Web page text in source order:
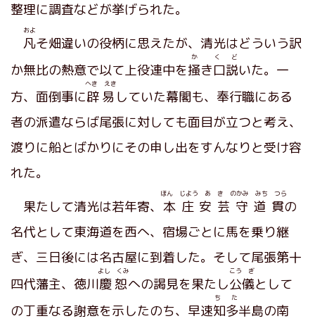
整理に調査などが挙げられた。
凡
およ
そ畑違いの役柄に思えたが、清光はどういう訳
か無比の熱意で以て上役連中を掻
か
き口説
く ど
いた。一
方、面倒事に辟易
へき えき
していた幕閣も、奉行職にある
者の派遣ならば尾張に対しても面目が立つと考え、
渡りに船とばかりにその申し出をすんなりと受け容
れた。
果たして清光は若年寄、 本庄安芸守道貫
ほん じよう あ き のかみ みち つら
の
名代として東海道を西へ、宿場ごとに馬を乗り継
ぎ、三日後には名古屋に到着した。そして尾張第十
四代藩主、徳川慶恕
よし くみ
への謁見を果たし公儀
こう ぎ
として
の丁重なる謝意を示したのち、早速知多
ち た
半島の南